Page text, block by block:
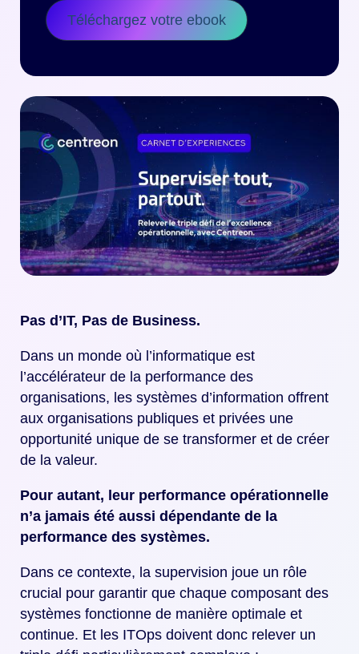
Pas d’IT, Pas de Business.
Dans un monde où l’informatique est
l’accélérateur de la performance des
organisations, les systèmes d’information offrent
aux organisations publiques et privées une
opportunité unique de se transformer et de créer
de la valeur.
Pour autant, leur performance opérationnelle
n’a jamais été aussi dépendante de la
performance des systèmes.
Dans ce contexte, la supervision joue un rôle
crucial pour garantir que chaque composant des
systèmes fonctionne de manière optimale et
continue. Et les ITOps doivent donc relever un